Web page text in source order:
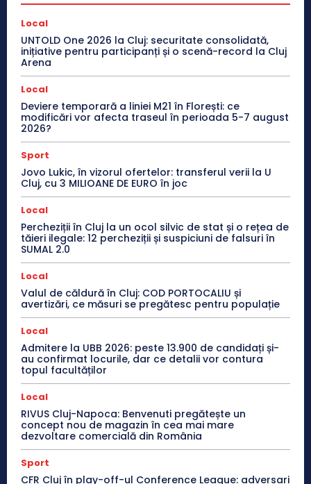
Local
UNTOLD One 2026 la Cluj: securitate consolidată,
inițiative pentru participanți și o scenă-record la Cluj
Arena
Local
Deviere temporară a liniei M21 în Florești: ce
modificări vor afecta traseul în perioada 5-7 august
2026?
Sport
Jovo Lukic, în vizorul ofertelor: transferul verii la U
Cluj, cu 3 MILIOANE DE EURO în joc
Local
Percheziții în Cluj la un ocol silvic de stat și o rețea de
tăieri ilegale: 12 percheziții și suspiciuni de falsuri în
SUMAL 2.0
Local
Valul de căldură în Cluj: COD PORTOCALIU și
avertizări, ce măsuri se pregătesc pentru populație
Local
Admitere la UBB 2026: peste 13.900 de candidați și-
au confirmat locurile, dar ce detalii vor contura
topul facultăților
Local
RIVUS Cluj-Napoca: Benvenuti pregătește un
concept nou de magazin în cea mai mare
dezvoltare comercială din România
Sport
CFR Cluj în play-off-ul Conference League: adversari